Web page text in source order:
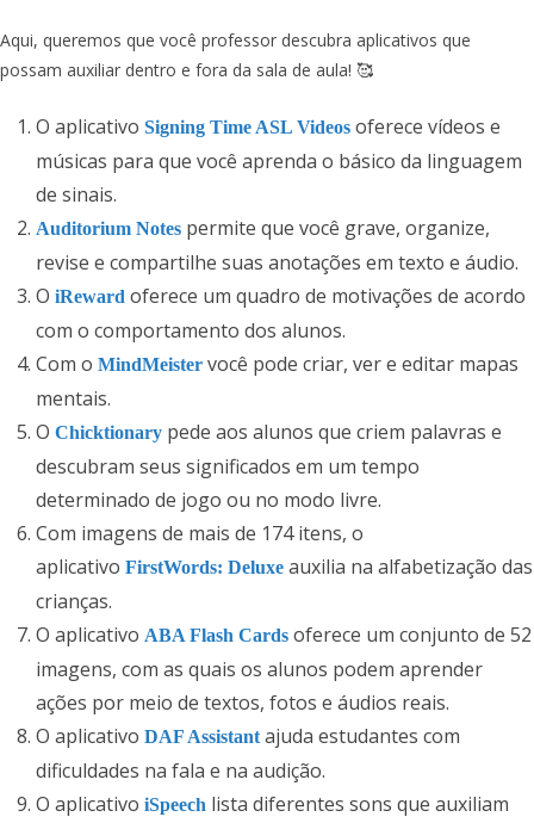
Aqui, queremos que você professor descubra aplicativos que
possam auxiliar dentro e fora da sala de aula! 🥰
O aplicativo Signing Time ASL Videos oferece vídeos e
músicas para que você aprenda o básico da linguagem
de sinais.
Auditorium Notes permite que você grave, organize,
revise e compartilhe suas anotações em texto e áudio.
O iReward oferece um quadro de motivações de acordo
com o comportamento dos alunos.
Com o MindMeister você pode criar, ver e editar mapas
mentais.
O Chicktionary pede aos alunos que criem palavras e
descubram seus significados em um tempo
determinado de jogo ou no modo livre.
Com imagens de mais de 174 itens, o
aplicativo FirstWords: Deluxe auxilia na alfabetização das
crianças.
O aplicativo ABA Flash Cards oferece um conjunto de 52
imagens, com as quais os alunos podem aprender
ações por meio de textos, fotos e áudios reais.
O aplicativo DAF Assistantajuda estudantes com
dificuldades na fala e na audição.
O aplicativo iSpeech lista diferentes sons que auxiliam